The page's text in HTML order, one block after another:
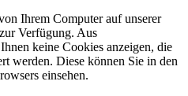
Ihrem Computer auf unserer
Verfügung. Aus
keine Cookies anzeigen, die
werden. Diese können Sie in den
einsehen.